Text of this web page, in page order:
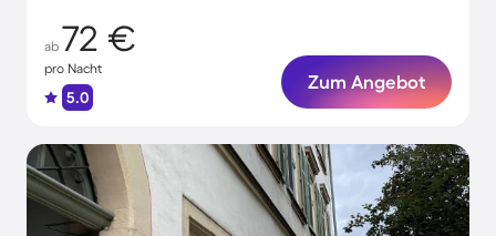
ab 72 €
pro Nacht
5.0
Zum Angebot